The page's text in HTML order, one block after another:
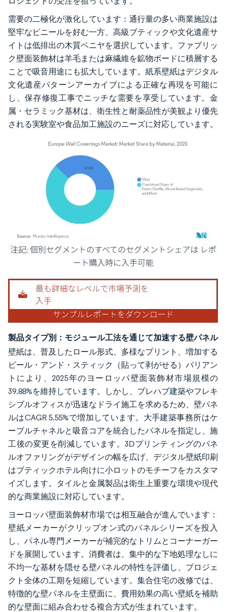
需要の二極化が激化しています：通行量の多い商業施設は
堅牢なビニールを好む一方、高級ブティックや文化遺産サ
イトは低排出の木質ベニヤを選択しています。ファブリッ
ク壁面装飾材は羊毛または麻繊維を鉱物ボードに積層する
ことで吸音用途にも拡大しています。紙系壁紙はデジタル
文化遺産パターンアーカイブによる正確な再現を可能に
し、保存修復工事でニッチな需要を享受しています。金
属・セラミック基材は、衛生性と耐薬品性が美観より優先
される実験室や食品加工施設のニーズに対応しています。
画像 © Mordor Intelligence。再利用にはCC BY 4.0の表示が必要です。
製品タイプ別：モジュール工法を通じて加速する壁パネル
壁紙は、普及したロール形式、多様なプリント、増加する
ピール・アンド・スティック（貼って剥がせる）バリアン
トにより、2025年のヨーロッパ壁面装飾材市場規模の
39.88%を維持しています。しかし、プレハブ建築やフレキ
シブルオフィスが迅速なドライ施工を求めるため、壁パネ
ルはCAGR 5.55%で増加しています。大手建築事務所はケ
ーブルチャネルと吸音コアを統合したパネルを指定し、施
工後の変更を削減しています。3Dプリンティングのパネ
ルオファリングがデザインの幅を広げ、デジタル壁紙印刷
はブティックホテル向けに小ロットのモチーフをカスタマ
イズします。タイルと金属製品は衛生上重要な環境や現代
的な商業施設に対応しています。
ヨーロッパ壁面装飾材市場では相互融合が進んでいます：
壁紙メーカーがクリップオン式のパネルシリーズを投入
し、パネル専門メーカーが補完的なトリムとコーナーガー
ドを展開しています。消費者は、集中的な下地処理なしに
不均一な基材を隠せる壁パネルの特性を評価し、プロジェ
クト全体の工期を短縮しています。集合住宅の改修では、
特徴的な壁パネルを主壁面に、費用効果の高い壁紙を補助
的な壁面に組み合わせる複合方式が生まれています。